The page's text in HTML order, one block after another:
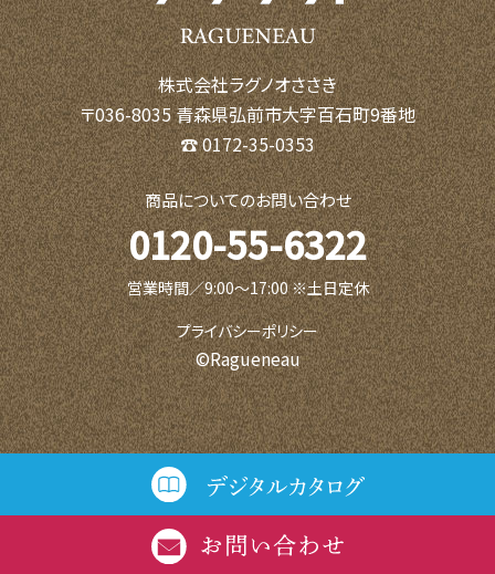
株式会社ラグノオささき
〒036-8035 青森県弘前市大字百石町9番地
☎ 0172-35-0353
商品についてのお問い合わせ
0120-55-6322
営業時間／9:00〜17:00 ※土日定休
プライバシーポリシー
©Ragueneau